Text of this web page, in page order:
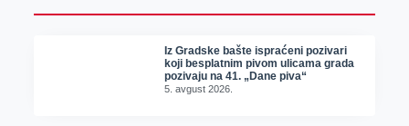
Iz Gradske bašte ispraćeni pozivari
koji besplatnim pivom ulicama grada
pozivaju na 41. „Dane piva“
5. avgust 2026.